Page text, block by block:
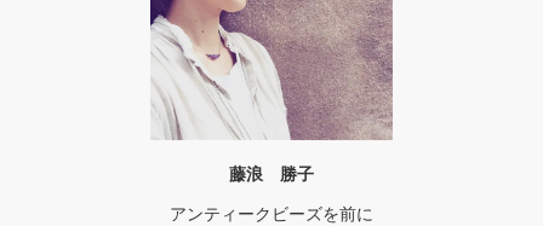
藤浪 勝子
アンティークビーズを前に